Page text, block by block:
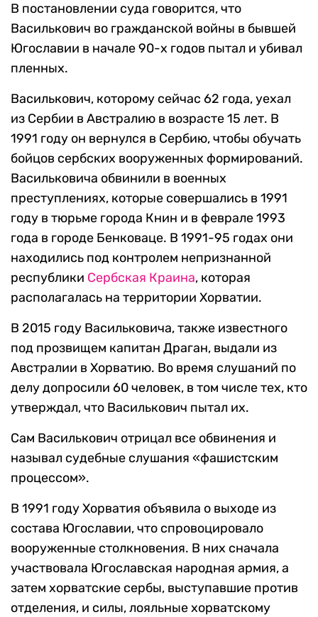
В постановлении суда говорится, что
Василькович во гражданской войны в бывшей
Югославии в начале 90-х годов пытал и убивал
пленных.
Василькович, которому сейчас 62 года, уехал
из Сербии в Австралию в возрасте 15 лет. В
1991 году он вернулся в Сербию, чтобы обучать
бойцов сербских вооруженных формирований.
Васильковича обвинили в военных
преступлениях, которые совершались в 1991
году в тюрьме города Книн и в феврале 1993
года в городе Бенковаце. В 1991-95 годах они
находились под контролем непризнанной
республики Сербская Краина, которая
располагалась на территории Хорватии.
В 2015 году Васильковича, также известного
под прозвищем капитан Драган, выдали из
Австралии в Хорватию. Во время слушаний по
делу допросили 60 человек, в том числе тех, кто
утверждал, что Василькович пытал их.
Сам Василькович отрицал все обвинения и
называл судебные слушания «фашистским
процессом».
В 1991 году Хорватия объявила о выходе из
состава Югославии, что спровоцировало
вооруженные столкновения. В них сначала
участвовала Югославская народная армия, а
затем хорватские сербы, выступавшие против
отделения, и силы, лояльные хорватскому